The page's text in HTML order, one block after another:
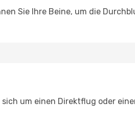
Sie Ihre Beine, um die
um einen Direktflug oder